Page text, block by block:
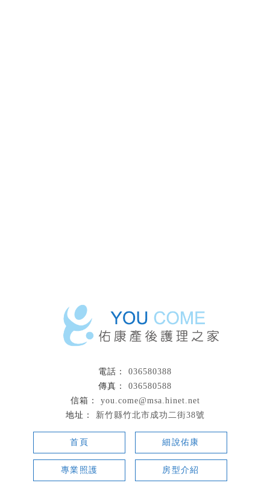
036580388
036580588
you.come@msa.hinet.net
新竹縣竹北市成功二街38號
首頁 細說佑康
專業照護 房型介紹